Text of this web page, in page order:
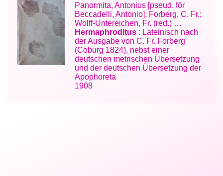
Panormita, Antonius [pseud. för
Beccadelli, Antonio]; Forberg, C. Fr.;
Wolff-Untereichen, Fr. (red.) …
Hermaphroditus : Lateinisch nach
der Ausgabe von C. Fr. Forberg
(Coburg 1824), nebst einer
deutschen metrischen Übersetzung
und der deutschen Übersetzung der
Apophoreta
1908